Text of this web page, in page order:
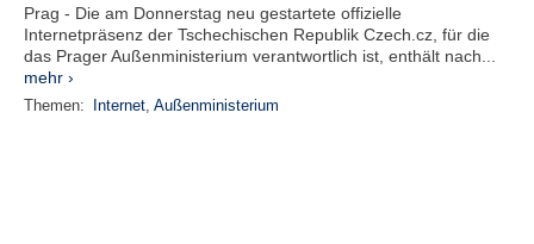
Prag - Die am Donnerstag neu gestartete offizielle
Internetpräsenz der Tschechischen Republik Czech.cz, für die
das Prager Außenministerium verantwortlich ist, enthält nach...
mehr ›
Themen: Internet, Außenministerium